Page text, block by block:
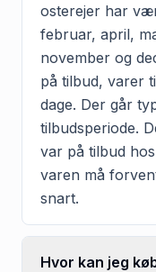
osterejer har
februar, april,
november og
på tilbud, varer
dage. Der går
tilbudsperiode.
var på tilbud
varen må
snart.
Hvor kan jeg